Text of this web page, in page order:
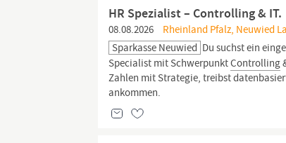
HR Spezialist – Controlling & IT.
08.08.2026
Rheinland Pfalz, Neuwied
Sparkasse Neuwied Du suchst ein
Specialist mit SchwerpunktControlling
Zahlen mit Strategie, treibst
ankommen.